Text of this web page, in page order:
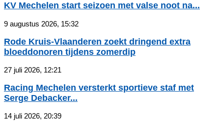
KV Mechelen start seizoen met valse noot na...
9 augustus 2026, 15:32
Rode Kruis-Vlaanderen zoekt dringend extra
bloeddonoren tijdens zomerdip
27 juli 2026, 12:21
Racing Mechelen versterkt sportieve staf met
Serge Debacker...
14 juli 2026, 20:39